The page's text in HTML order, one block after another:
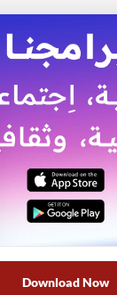
Download Now